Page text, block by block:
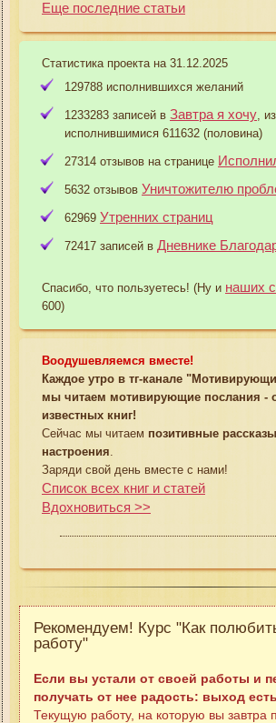
Еще последние статьи
Статистика проекта на 31.12.2025
129788 исполнившихся желаний
1233283 записей в Завтра я хочу ,
исполнившимися 611632 (половина)
27314 отзывов на странице
5632 отзывов Уничтожителю
62969 Утренних страниц
72417 записей в Дневнике
Спасибо, что пользуетесь! (Ну и наших
600)
Воодушевляемся вместе!
Каждое утро в тг-канале
мы читаем мотивирующие послания -
известных книг!
Сейчас мы читаем позитивные
настроения
Заряди свой день вместе с нами!
Список всех книг и статей
Вдохновиться >>
Рекомендуем! Курс "Как
работу"
Если вы устали от своей работы и
получать от нее радость: выход
Текущую работу, на которую вы завтра